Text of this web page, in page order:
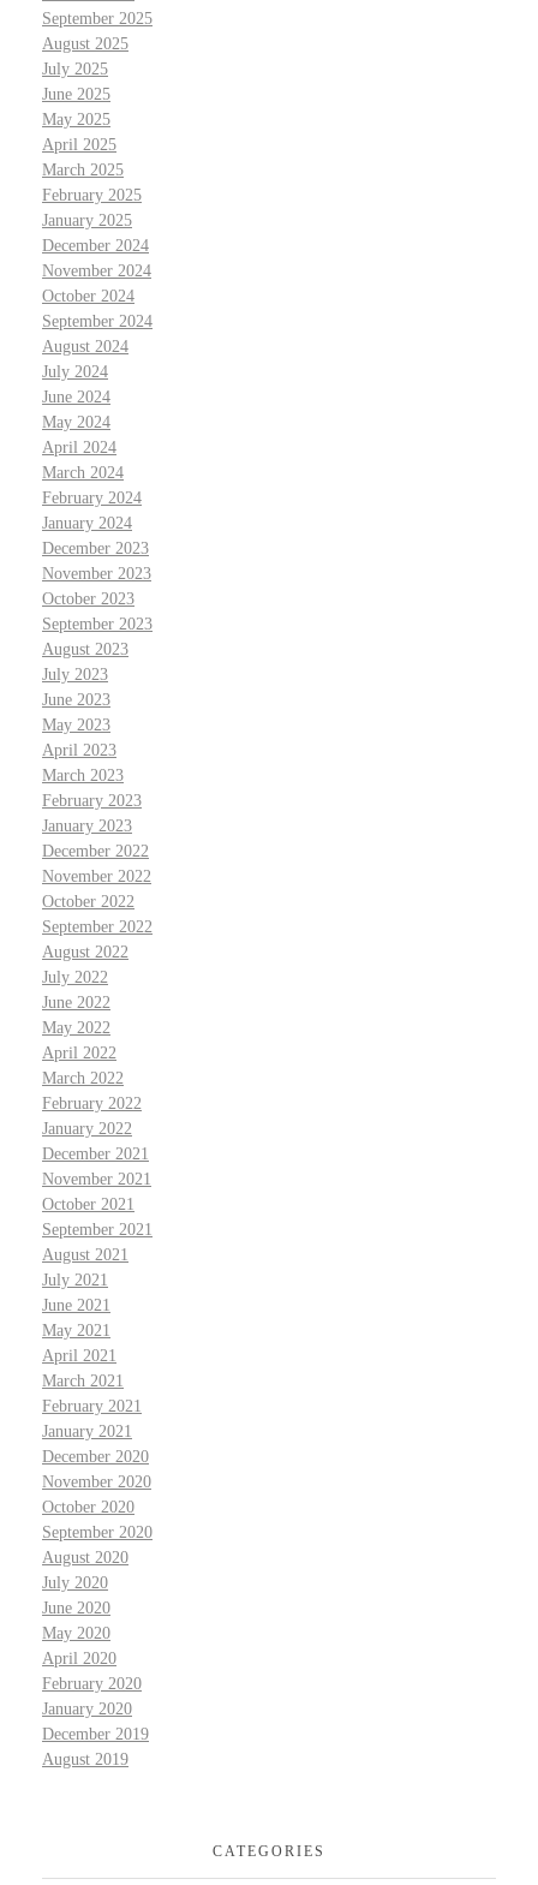
September 2025
August 2025
July 2025
June 2025
May 2025
April 2025
March 2025
February 2025
January 2025
December 2024
November 2024
October 2024
September 2024
August 2024
July 2024
June 2024
May 2024
April 2024
March 2024
February 2024
January 2024
December 2023
November 2023
October 2023
September 2023
August 2023
July 2023
June 2023
May 2023
April 2023
March 2023
February 2023
January 2023
December 2022
November 2022
October 2022
September 2022
August 2022
July 2022
June 2022
May 2022
April 2022
March 2022
February 2022
January 2022
December 2021
November 2021
October 2021
September 2021
August 2021
July 2021
June 2021
May 2021
April 2021
March 2021
February 2021
January 2021
December 2020
November 2020
October 2020
September 2020
August 2020
July 2020
June 2020
May 2020
April 2020
February 2020
January 2020
December 2019
August 2019
CATEGORIES